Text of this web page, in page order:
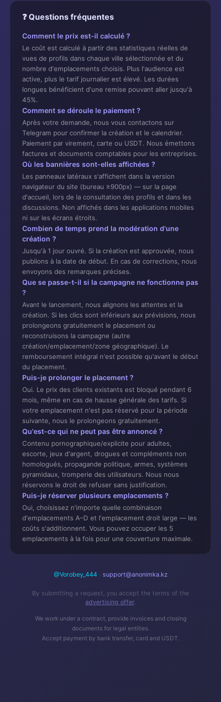
❓ Questions fréquentes
Comment le prix est-il calculé ?
Le coût est calculé à partir des statistiques réelles de
vues de profils dans chaque ville sélectionnée et du
nombre d'emplacements choisis. Plus l'audience est
active, plus le tarif journalier est élevé. Les durées
longues bénéficient d'une remise pouvant aller jusqu'à
45%.
Comment se déroule le paiement ?
Après votre demande, nous vous contactons sur
Telegram pour confirmer la création et le calendrier.
Paiement par virement, carte ou USDT. Nous émettons
factures et documents comptables pour les entreprises.
Où les bannières sont-elles affichées ?
Les panneaux latéraux s'affichent dans la version
navigateur du site (bureau ≥900px) — sur la page
d'accueil, lors de la consultation des profils et dans les
discussions. Non affichés dans les applications mobiles
ni sur les écrans étroits.
Combien de temps prend la modération d'une
création ?
Jusqu'à 1 jour ouvré. Si la création est approuvée, nous
publions à la date de début. En cas de corrections, nous
envoyons des remarques précises.
Que se passe-t-il si la campagne ne fonctionne pas
?
Avant le lancement, nous alignons les attentes et la
création. Si les clics sont inférieurs aux prévisions, nous
prolongeons gratuitement le placement ou
reconstruisons la campagne (autre
création/emplacement/zone géographique). Le
remboursement intégral n'est possible qu'avant le début
du placement.
Puis-je prolonger le placement ?
Oui. Le prix des clients existants est bloqué pendant 6
mois, même en cas de hausse générale des tarifs. Si
votre emplacement n'est pas réservé pour la période
suivante, nous le prolongeons gratuitement.
Qu'est-ce qui ne peut pas être annoncé ?
Contenu pornographique/explicite pour adultes,
escorte, jeux d'argent, drogues et compléments non
homologués, propagande politique, armes, systèmes
pyramidaux, tromperie des utilisateurs. Nous nous
réservons le droit de refuser sans justification.
Puis-je réserver plusieurs emplacements ?
Oui, choisissez n'importe quelle combinaison
d'emplacements A–D et l'emplacement droit large — les
coûts s'additionnent. Vous pouvez occuper les 5
emplacements à la fois pour une couverture maximale.
@Vorobey_444· support@anonimka.kz
By submitting a request, you accept the terms of the
advertising offer.
We work under a contract, provide invoices and closing
documents for legal entities.
Accept payment by bank transfer, card and USDT.